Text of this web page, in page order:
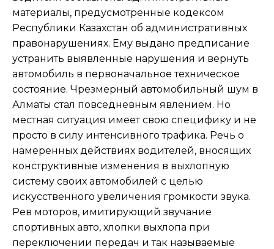
материалы, предусмотренные кодексом
Республики Казахстан об административных
правонарушениях. Ему выдано предписание
устранить выявленные нарушения и вернуть
автомобиль в первоначальное техническое
состояние. Чрезмерный автомобильный шум в
Алматы стал повседневным явлением. Но
местная ситуация имеет свою специфику и не
просто в силу интенсивного трафика. Речь о
намеренных действиях водителей, вносящих
конструктивные изменения в выхлопную
систему своих автомобилей с целью
искусственного увеличения громкости звука.
Рев моторов, имитирующий звучание
спортивных авто, хлопки выхлопа при
переключении передач и так называемые